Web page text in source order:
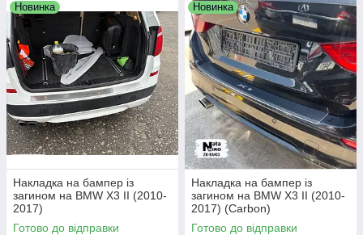
Новинка
Накладка на бампер із
загином на BMW X3 II (2010-
2017)
Готово до відправки
Новинка
Накладка на бампер із
загином на BMW X3 II (2010-
2017) (Carbon)
Готово до відправки